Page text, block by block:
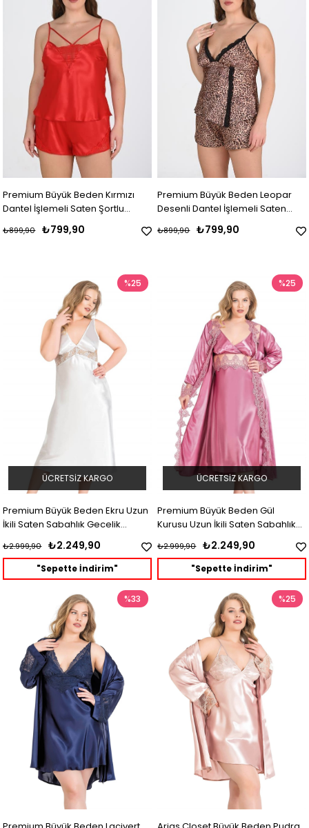
Premium Büyük Beden Kırmızı
Dantel İşlemeli Saten Şortlu
Gecelik Takımı
₺799,90
₺899,90
Premium Büyük Beden Leopar
Desenli Dantel İşlemeli Saten
Şortlu Gecelik Takımı
₺799,90
₺899,90
Premium Büyük Beden Ekru Uzun
İkili Saten Sabahlık Gecelik
₺2.249,90
₺2.999,90
%25
ÜCRETSIZ KARGO
"Sepette İndirim"
Premium Büyük Beden Gül
Kurusu Uzun İkili Saten Sabahlık
Gecelik Takımı
₺2.249,90
₺2.999,90
%25
ÜCRETSIZ KARGO
"Sepette İndirim"
%33 %25